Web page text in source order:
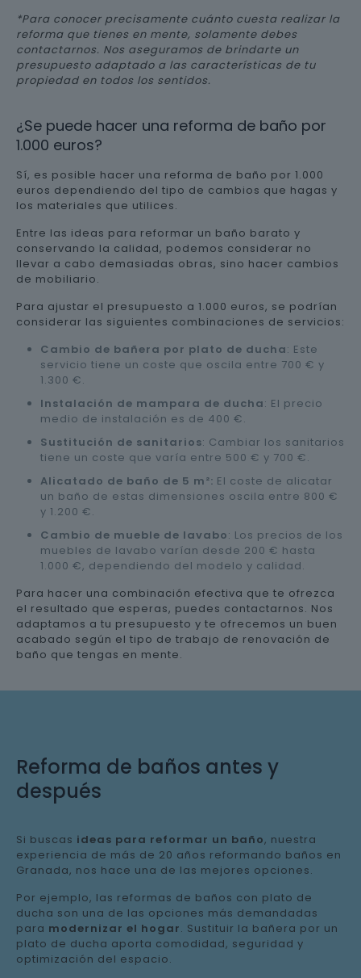
*Para conocer precisamente cuánto cuesta realizar la
reforma que tienes en mente, solamente debes
contactarnos. Nos aseguramos de brindarte un
presupuesto adaptado a las características de tu
propiedad en todos los sentidos.
¿Se puede hacer una reforma de baño por
1.000 euros?
Sí, es posible hacer una reforma de baño por 1.000
euros dependiendo del tipo de cambios que hagas y
los materiales que utilices.
Entre las ideas para reformar un baño barato y
conservando la calidad, podemos considerar no
llevar a cabo demasiadas obras, sino hacer cambios
de mobiliario.
Para ajustar el presupuesto a 1.000 euros, se podrían
considerar las siguientes combinaciones de servicios:
Cambio de bañera por plato de ducha: Este
servicio tiene un coste que oscila entre 700 € y
1.300 €.
Instalación de mampara de ducha: El precio
medio de instalación es de 400 €.
Sustitución de sanitarios: Cambiar los sanitarios
tiene un coste que varía entre 500 € y 700 €.
Alicatado de baño de 5 m²: El coste de alicatar
un baño de estas dimensiones oscila entre 800 €
y 1.200 €.
Cambio de mueble de lavabo: Los precios de los
muebles de lavabo varían desde 200 € hasta
1.000 €, dependiendo del modelo y calidad.
Para hacer una combinación efectiva que te ofrezca
el resultado que esperas, puedes contactarnos. Nos
adaptamos a tu presupuesto y te ofrecemos un buen
acabado según el tipo de trabajo de renovación de
baño que tengas en mente.
Reforma de baños antes y
después
Si buscas ideas para reformar un baño, nuestra
experiencia de más de 20 años reformando baños en
Granada, nos hace una de las mejores opciones.
Por ejemplo, las reformas de baños con plato de
ducha son una de las opciones más demandadas
para modernizar el hogar. Sustituir la bañera por un
plato de ducha aporta comodidad, seguridad y
optimización del espacio.